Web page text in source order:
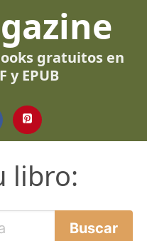
gratuitos en
y EPUB
libro: